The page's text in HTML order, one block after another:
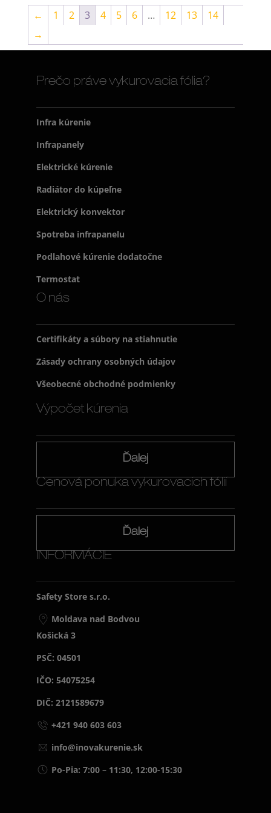
← 1 2 3 4 5 6 … 12 13
14
→
Prečo práve vykurovacia fólia?
Infra kúrenie
Infrapanely
Elektrické kúrenie
Radiátor do kúpeľne
Elektrický konvektor
Spotreba infrapanelu
Podlahové kúrenie dodatočne
Termostat
O nás
Certifikáty a súbory na stiahnutie
Zásady ochrany osobných údajov
Všeobecné obchodné podmienky
Výpočet kúrenia
Ďalej
Cenová ponuka vykurovacích fólií
Ďalej
INFORMÁCIE
Safety Store s.r.o.
Moldava nad Bodvou
Košická 3
PSČ: 04501
IČO: 54075254
DIČ: 2121589679
+421 940 603 603
info@inovakurenie.sk
Po-Pia: 7:00 – 11:30, 12:00-15:30